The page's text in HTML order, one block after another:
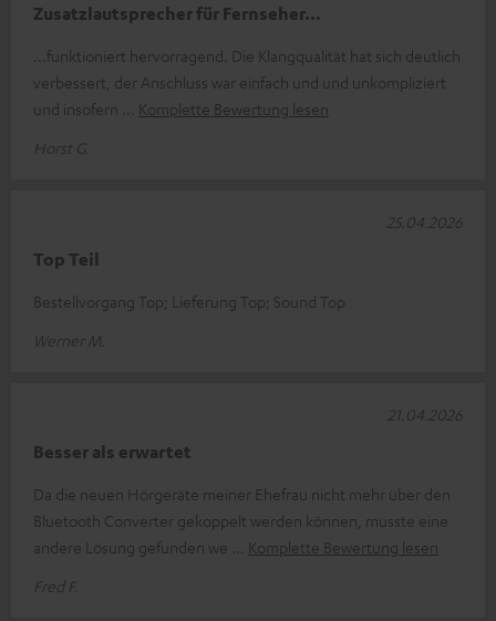
Zusatzlautsprecher für Fernseher...
...funktioniert hervorragend. Die Klangqualität hat sich deutlich
verbessert, der Anschluss war einfach und und unkompliziert
und insofern
Komplette Bewertung lesen
Horst G.
Top Teil
Bestellvorgang Top; Lieferung Top; Sound Top
Werner M.
25.04.2026
Besser als erwartet
Da die neuen Hörgeräte meiner Ehefrau nicht mehr über den
Bluetooth Converter gekoppelt werden können, musste eine
andere Lösung gefunden we
Komplette Bewertung lesen
Fred F.
21.04.2026